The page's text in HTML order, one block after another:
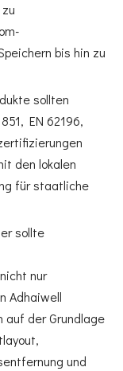
bis hin zu
sollten
EN 62196,
den lokalen
für staatliche
sollte
nur
Adhaiwell
der Grundlage
und